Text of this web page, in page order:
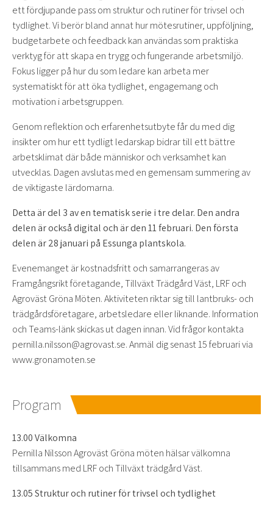
ett fördjupande pass om struktur och rutiner för trivsel och
tydlighet. Vi berör bland annat hur mötesrutiner, uppföljning,
budgetarbete och feedback kan användas som praktiska
verktyg för att skapa en trygg och fungerande arbetsmiljö.
Fokus ligger på hur du som ledare kan arbeta mer
systematiskt för att öka tydlighet, engagemang och
motivation i arbetsgruppen.
Genom reflektion och erfarenhetsutbyte får du med dig
insikter om hur ett tydligt ledarskap bidrar till ett bättre
arbetsklimat där både människor och verksamhet kan
utvecklas. Dagen avslutas med en gemensam summering av
de viktigaste lärdomarna.
Detta är del 3 av en tematisk serie i tre delar. Den andra
delen är också digital och är den 11 februari. Den första
delen är 28 januari på Essunga plantskola.
Evenemanget är kostnadsfritt och samarrangeras av
Framgångsrikt företagande, Tillväxt Trädgård Väst, LRF och
Agroväst Gröna Möten. Aktiviteten riktar sig till lantbruks- och
trädgårdsföretagare, arbetsledare eller liknande. Information
och Teams-länk skickas ut dagen innan. Vid frågor kontakta
pernilla.nilsson@agrovast.se. Anmäl dig senast 15 februari via
www.gronamoten.se
Program
13.00 Välkomna
Pernilla Nilsson Agroväst Gröna möten hälsar välkomna
tillsammans med LRF och Tillväxt trädgård Väst.
13.05 Struktur och rutiner för trivsel och tydlighet